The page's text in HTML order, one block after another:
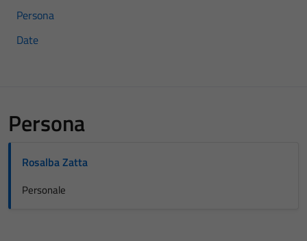
Persona
Date
Persona
Rosalba Zatta
Personale